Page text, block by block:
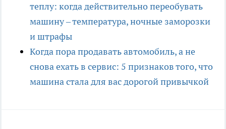
теплу: когда действительно переобувать
машину – температура, ночные заморозки
и штрафы
Когда пора продавать автомобиль, а не
снова ехать в сервис: 5 признаков того, что
машина стала для вас дорогой привычкой